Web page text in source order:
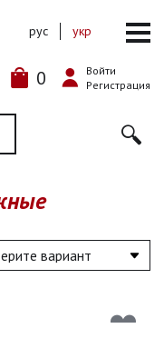
0
Войти
Регистрация
рус укр